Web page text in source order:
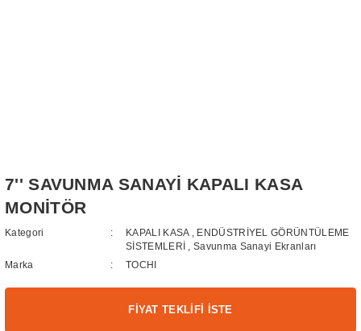
7'' SAVUNMA SANAYİ KAPALI KASA
MONİTÖR
Kategori KAPALI KASA
ENDÜSTRİYEL GÖRÜNTÜLEME
SİSTEMLERİ
,Savunma Sanayi Ekranları
Marka
TOCHI
FİYAT TEKLİFİ İSTE